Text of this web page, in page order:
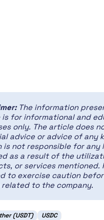
The information
for informational and
only. The article does
advice or advice of any
is not responsible for any
as a result of the
or services mentioned.
to exercise caution
to the company.
(USDT) USDC